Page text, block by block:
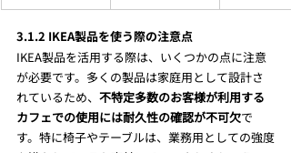
3.1.2 IKEA製品を使う際の注意点
IKEA製品を活用する際は、いくつかの点に注意
が必要です。多くの製品は家庭用として設計さ
れているため、 不特定多数のお客様が利用する
カフェでの使用には耐久性の確認が不可欠で
す。特に椅子やテーブルは、業務用としての強度